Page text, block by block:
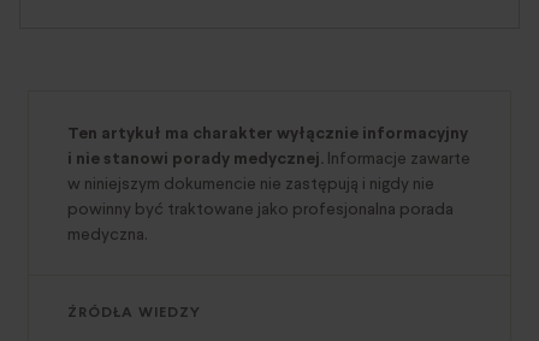
Ten artykuł ma charakter wyłącznie informacyjny
i nie stanowi porady medycznej. Informacje zawarte
w niniejszym dokumencie nie zastępują i nigdy nie
powinny być traktowane jako profesjonalna porada
medyczna.
ŹRÓDŁA WIEDZY